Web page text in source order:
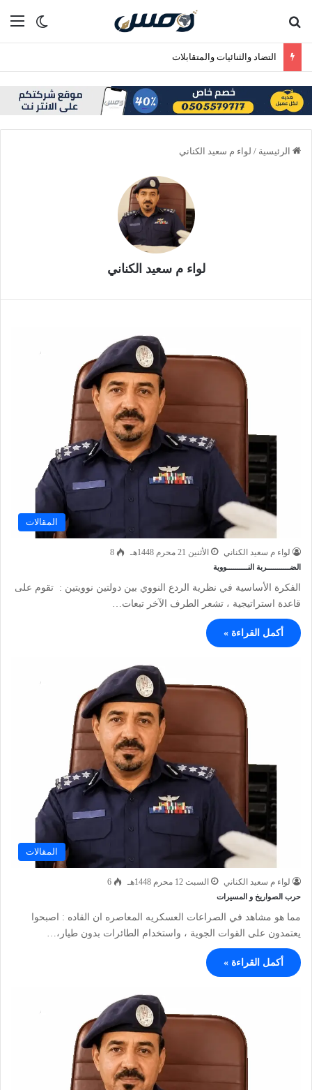
الوضع
التضاد والثنائيات والمتقابلات
الرئيسية / لواء م سعيد الكناني
لواء م سعيد الكناني
المقالات
لواء م سعيد الكناني الأثنين 21 محرم 1448هـ 8
الضـــــــــــربة النــــــــــووية
‫الفكرة الأساسية في نظرية الردع النووي بين دولتين نوويتين : ‬ ‫تقوم على
قاعدة استراتيجية ، تشعر الطرف الآخر ‬تبعات…
أكمل القراءة »
المقالات
لواء م سعيد الكناني السبت 12 محرم 1448هـ 6
حرب الصواريخ و المسيرات
مما هو مشاهد في الصراعات العسكريه المعاصره ان القاده : اصبحوا
يعتمدون على القوات الجوية ، واستخدام الطائرات بدون طيار،…
أكمل القراءة »